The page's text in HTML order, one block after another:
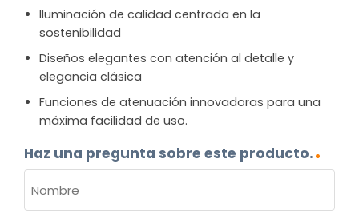
Iluminación de calidad centrada en la
sostenibilidad
Diseños elegantes con atención al detalle y
elegancia clásica
Funciones de atenuación innovadoras para una
máxima facilidad de uso.
Haz una pregunta sobre este producto.
(OBLIGATORIO)